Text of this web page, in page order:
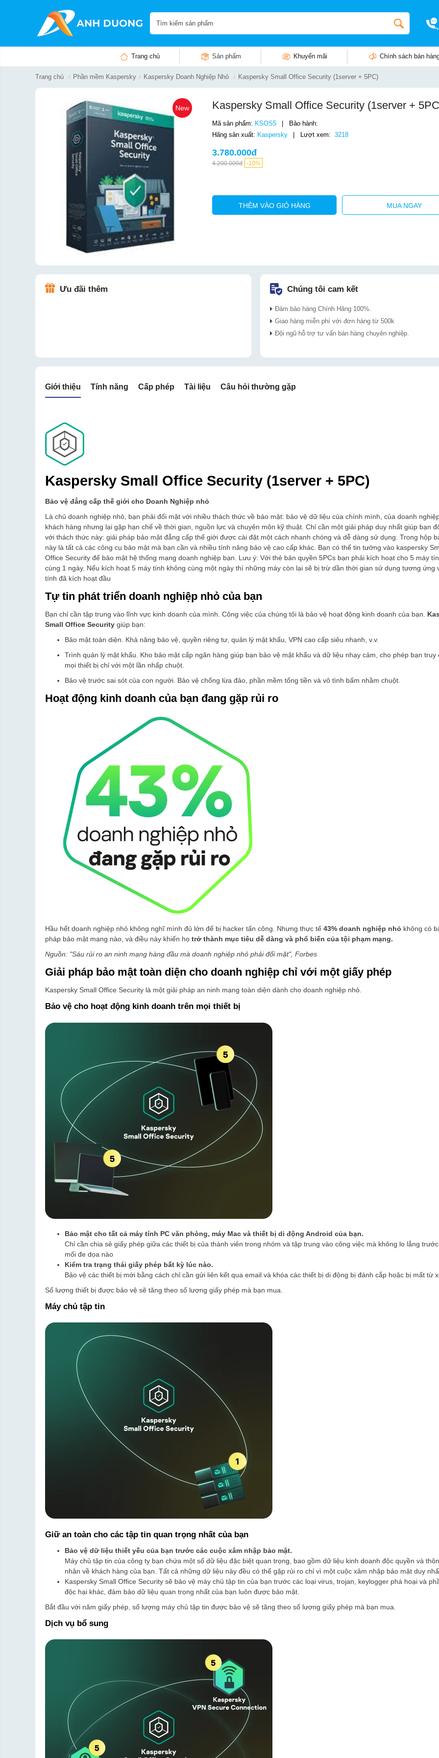
Trang chủ Sản phẩm Khuyến mãi Chính sách bán
Trang chủ Phần mềm Kaspersky Kaspersky Doanh Nghiệp Nhỏ Kaspersky Small Office Security (1server + 5PC)
New Kaspersky Small Office Security (1server +
Mã sản phẩm: KSOS5
Bảo hành:
Hãng sản xuất: Kaspersky Lượt xem: 3218
3.780.000đ
4.200.000đ -10%
THÊM VÀO GIỎ HÀNG MUA NGAY
Ưu đãi thêm Chúng tôi cam kết
Đảm bảo hàng Chính Hãng 100%.
Giao hàng miễn phí với đơn hàng từ 500k
Đội ngũ hỗ trợ tư vấn bán hàng chuyên nghiệp.
Giới thiệu Tính năng Cấp phép Tài liệu Câu hỏi thường gặp
Kaspersky Small Office Security (1server + 5PC)
Bảo vệ đẳng cấp thế giới cho Doanh Nghiệp nhỏ
Là chủ doanh nghiệp nhỏ, bạn phải đối mặt với nhiều thách thức về bảo mật: bảo vệ dữ liệu của chính mình, của doanh
khách hàng nhưng lại gặp hạn chế về thời gian, nguồn lực và chuyên môn kỹ thuật. Chỉ cần một giải pháp duy nhất giúp bạn
với thách thức này: giải pháp bảo mật đẳng cấp thế giới được cài đặt một cách nhanh chóng và dễ dàng sử dụng. Trong hộp
này là tất cả các công cụ bảo mật mà bạn cần và nhiều tính năng bảo vệ cao cấp khác. Bạn có thể tin tưởng vào kaspersky
Office Security để bảo mật hệ thống mạng doanh nghiệp bạn. Lưu ý: Với thẻ bản quyền 5PCs bạn phải kích hoạt cho 5 máy
cùng 1 ngày. Nếu kích hoạt 5 máy tính không cùng một ngày thì những máy còn lại sẽ bị trừ dần thời gian sử dụng tương ứng
tính đã kích hoạt đầu
Tự tin phát triển doanh nghiệp nhỏ của bạn
Bạn chỉ cần tập trung vào lĩnh vực kinh doanh của mình. Công việc của chúng tôi là bảo vệ hoạt động kinh doanh của bạn.
Small Office Security giúp bạn:
Bảo mật toàn diện. Khả năng bảo vệ, quyền riêng tư, quản lý mật khẩu, VPN cao cấp siêu nhanh, v.v.
Trình quản lý mật khẩu. Kho bảo mật cấp ngân hàng giúp bạn bảo vệ mật khẩu và dữ liệu nhạy cảm, cho phép bạn truy
mọi thiết bị chỉ với một lần nhấp chuột.
Bảo vệ trước sai sót của con người. Bảo vệ chống lừa đảo, phần mềm tống tiền và vô tình bấm nhầm chuột.
Hoạt động kinh doanh của bạn đang gặp rủi ro
Hầu hết doanh nghiệp nhỏ không nghĩ mình đủ lớn để bị hacker tấn công. Nhưng thực tế 43% doanh nghiệp nhỏ không có
pháp bảo mật mạng nào, và điều này khiến họ trở thành mục tiêu dễ dàng và phổ biến của tội phạm mạng.
Nguồn: "Sáu rủi ro an ninh mạng hàng đầu mà doanh nghiệp nhỏ phải đối mặt", Forbes
Giải pháp bảo mật toàn diện cho doanh nghiệp chỉ với một giấy phép
Kaspersky Small Office Security là một giải pháp an ninh mạng toàn diện dành cho doanh nghiệp nhỏ.
Bảo vệ cho hoạt động kinh doanh trên mọi thiết bị
Bảo mật cho tất cả máy tính PC văn phòng, máy Mac và thiết bị di động Android của bạn.
Chỉ cần chia sẻ giấy phép giữa các thiết bị của thành viên trong nhóm và tập trung vào công việc mà không lo lắng
mối đe dọa nào
Kiểm tra trạng thái giấy phép bất kỳ lúc nào.
Bảo vệ các thiết bị mới bằng cách chỉ cần gửi liên kết qua email và khóa các thiết bị di động bị đánh cắp hoặc bị mất từ
Số lượng thiết bị được bảo vệ sẽ tăng theo số lượng giấy phép mà bạn mua.
Máy chủ tập tin
Giữ an toàn cho các tập tin quan trọng nhất của bạn
Bảo vệ dữ liệu thiết yếu của bạn trước các cuộc xâm nhập bảo mật.
Máy chủ tập tin của công ty bạn chứa một số dữ liệu đặc biệt quan trọng, bao gồm dữ liệu kinh doanh độc quyền và
nhân về khách hàng của bạn. Tất cả những dữ liệu này đều có thể gặp rủi ro chỉ vì một cuộc xâm nhập bảo mật duy
Kaspersky Small Office Security sẽ bảo vệ máy chủ tập tin của bạn trước các loại virus, trojan, keylogger phá hoại và
độc hại khác, đảm bảo dữ liệu quan trọng nhất của bạn luôn được bảo mật.
Bắt đầu với năm giấy phép, số lượng máy chủ tập tin được bảo vệ sẽ tăng theo số lượng giấy phép mà bạn mua.
Dịch vụ bổ sung